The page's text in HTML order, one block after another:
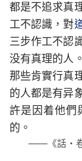
都是不追求真
工不認識，對
三步作工不認
没有真理的人
那些肯實行真
的人都是有异
許是因着他們
的。
——《話・